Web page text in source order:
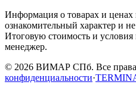
Информация о товарах и ценах
ознакомительный характер и
Итоговую стоимость и условия
менеджер.
© 2026 ВИМАР СПб. Все
конфиденциальности·